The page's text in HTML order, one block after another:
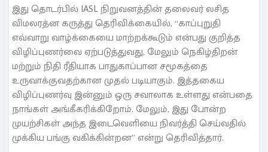
இது தொடர்பில் IASL நிறுவனத்தின் தலைவர் லசித
விமலரத்ன கருத்து தெரிவிக்கையில், “காப்புறுதி
எவ்வாறு வாழ்க்கையை மாற்றக்கூடும் என்பது குறித்த
விழிப்புணர்வை ஏற்படுத்துவது, மேலும் நெகிழ்திறன்
மற்றும் நிதி ரீதியாக பாதுகாப்பான சமூகத்தை
உருவாக்குவதற்கான முதல் படியாகும். இத்தகைய
விழிப்புணர்வு இன்னும் ஒரு சவாலாக உள்ளது என்பதை
நாங்கள் அங்கீகரிக்கிறோம். மேலும், இது போன்ற
முயற்சிகள் அந்த இடைவெளியை நிவர்த்தி செய்வதில்
முக்கிய பங்கு வகிக்கின்றன” என்று தெரிவித்தார்.